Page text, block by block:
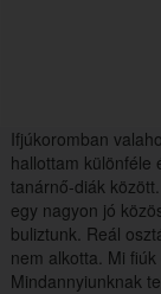
Ifjúkoromban
hallottam különféle
tanárnő-diák
egy nagyon jó
buliztunk. Reál
nem alkotta. Mi
Mindannyiunknak